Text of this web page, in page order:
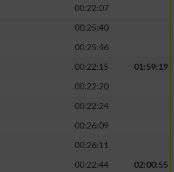
00:22:07
00:25:40
00:25:46
00:22:15
01:59:19
00:22:20
00:22:24
00:26:09
00:26:11
00:22:44
02:00:55